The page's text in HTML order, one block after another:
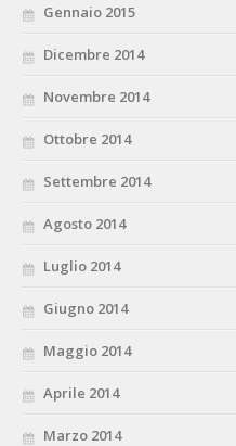
Gennaio 2015
Dicembre 2014
Novembre 2014
Ottobre 2014
Settembre 2014
Agosto 2014
Luglio 2014
Giugno 2014
Maggio 2014
Aprile 2014
Marzo 2014